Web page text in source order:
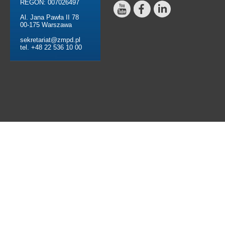
REGON: 007026497
Al. Jana Pawła II 78
00-175 Warszawa
sekretariat@zmpd.pl
tel. +48 22 536 10 00